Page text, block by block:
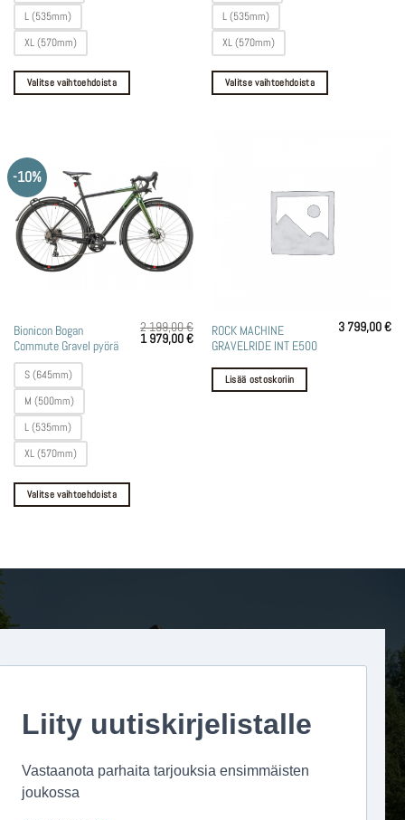
L (535mm)
XL (570mm)
Valitse vaihtoehdoista
Voit
tehdä
valinnat
tuotteen
sivulla.
L (535mm)
XL (570mm)
Valitse vaihtoehdoista
Voit
tehdä
valinnat
tuotteen
sivulla.
-10%
Bionicon Bogan
Commute Gravel pyörä
S (645mm)
M (500mm)
L (535mm)
XL (570mm)
2 199,00€
Alkuperäinen
1 979,00€Nykyinen
hinta
979,00 €.
Valitse vaihtoehdoista
Tällä
tuotteella
on
useampi
muunnelma.
Voit
tehdä
valinnat
tuotteen
sivulla.
ROCK MACHINE
GRAVELRIDE INT E500
3 799,00€
Lisää ostoskoriin